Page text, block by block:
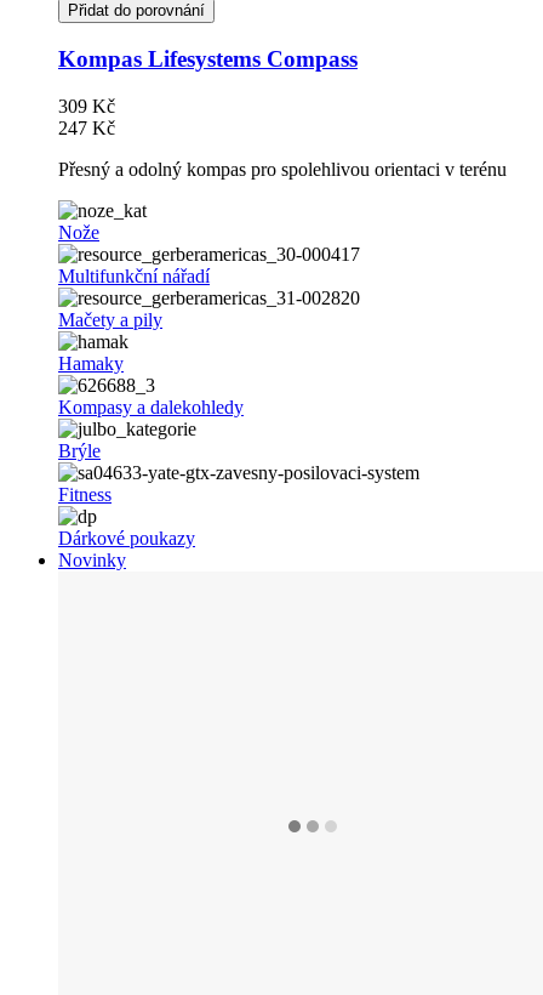
Přidat do porovnání
Kompas Lifesystems Compass
309 Kč
247 Kč
Přesný a odolný kompas pro spolehlivou orientaci v terénu
Nože
Multifunkční nářadí
Mačety a pily
Hamaky
Kompasy a dalekohledy
Brýle
Fitness
Dárkové poukazy
Novinky